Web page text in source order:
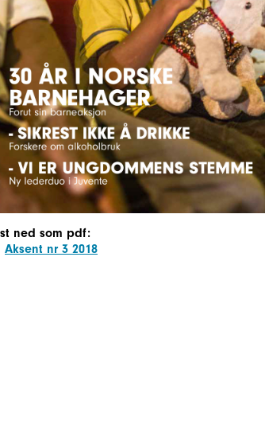
ned som pdf:
Aksent nr 3 2018